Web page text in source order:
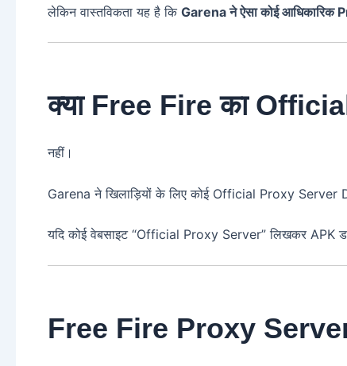
लेकिन वास्तविकता यह है कि Garena ने ऐसा कोई आधिकारिक
क्या Free Fire का
नहीं।
Garena ने खिलाड़ियों के लिए कोई Official Proxy Server
यदि कोई वेबसाइट “Official Proxy Server” लिखकर APK
Free Fire Proxy